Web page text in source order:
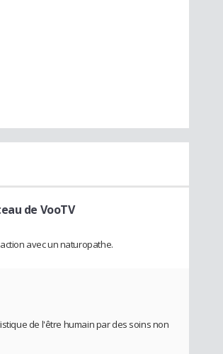
de VooTV
avec un naturopathe.
de l'être humain par des soins non